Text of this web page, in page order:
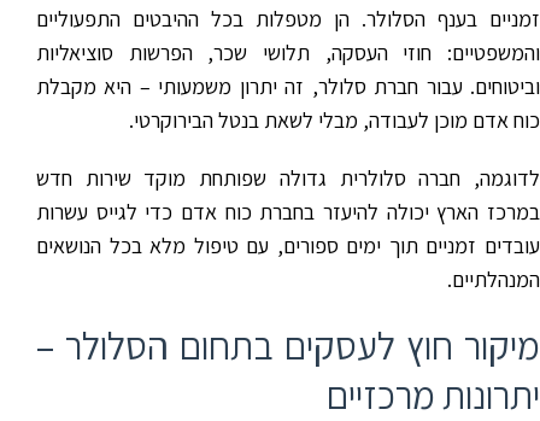
זמניים בענף הסלולר. הן מטפלות בכל ההיבטים התפעוליים
והמשפטיים: חוזי העסקה, תלושי שכר, הפרשות סוציאליות
וביטוחים. עבור חברת סלולר, זה יתרון משמעותי – היא מקבלת
כוח אדם מוכן לעבודה, מבלי לשאת בנטל הבירוקרטי.
לדוגמה, חברה סלולרית גדולה שפותחת מוקד שירות חדש
במרכז הארץ יכולה להיעזר בחברת כוח אדם כדי לגייס עשרות
עובדים זמניים תוך ימים ספורים, עם טיפול מלא בכל הנושאים
המנהלתיים.
מיקור חוץ לעסקים בתחום הסלולר –
יתרונות מרכזיים